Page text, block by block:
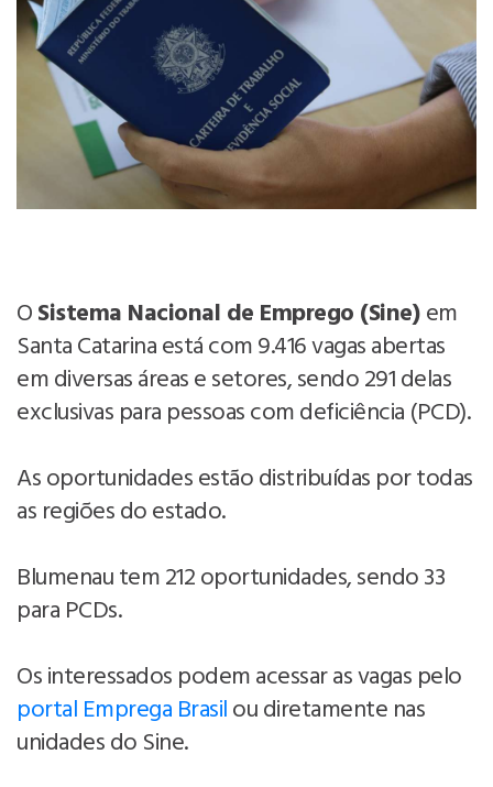
OSistema Nacional de Emprego (Sine)em
Santa Catarina está com 9.416 vagas abertas
em diversas áreas e setores, sendo 291 delas
exclusivas para pessoas com deficiência (PCD).
As oportunidades estão distribuídas por todas
as regiões do estado.
Blumenau tem 212 oportunidades, sendo 33
para PCDs.
Os interessados podem acessar as vagas pelo
portal Emprega Brasilou diretamente nas
unidades do Sine.